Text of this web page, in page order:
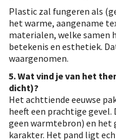
Plastic zal fungeren als
het warme, aangename
materialen, welke samen
betekenis en esthetiek.
waargenomen.
5. Wat vind je van het
dicht)?
Het achttiende eeuwse
heeft een prachtige gevel.
geen warmtebron) en het
karakter. Het pand ligt